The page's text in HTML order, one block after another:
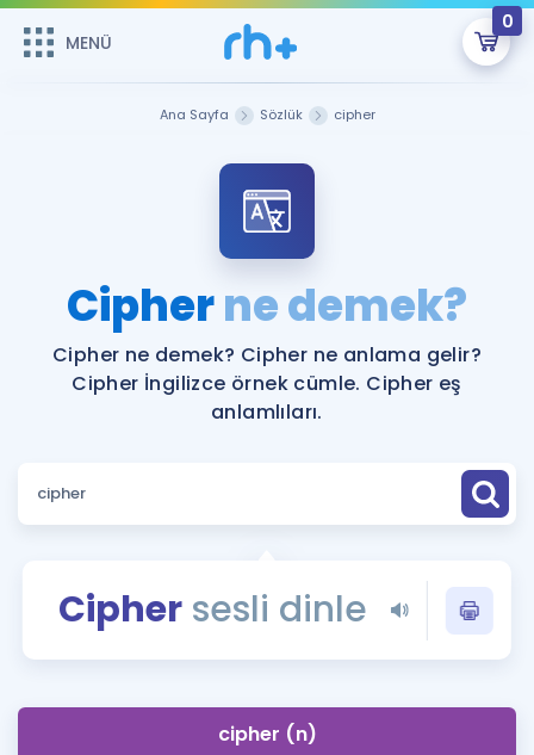
MENÜ
0
ÜYE DEĞİLİM
Sepetin Şu An Boş.
Remzi Hoca ile seni sınava hazırlayacak onlarca eğitim seni
bekliyor!
MENÜ
Katılımcı Görüşleri
Faydalı Araçlar
Sözlük
Rehberlik Aracı
ÖSYM Sınav Takvimi
Kampanyalar
Hakkımızda
Ana Sayfa Sözlük cipher
Cipherne demek?
Cipher ne demek? Cipher ne anlama gelir?
Cipher İngilizce örnek cümle. Cipher eş
anlamlıları.
Ciphersesli dinle
cipher (n)